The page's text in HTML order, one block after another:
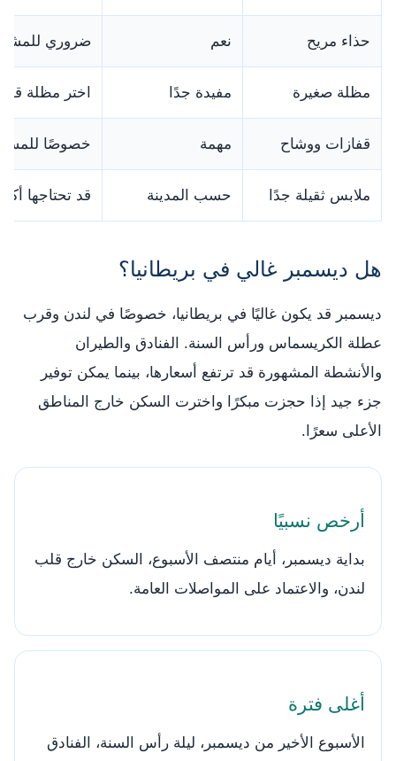
حذاء مريح نعم ضروري للمشي
مظلة صغيرة مفيدة جدًا اختر مظلة
قفازات ووشاح مهمة خصوصًا
ملابس ثقيلة جدًا حسب المدينة قد تحتاجها
هل ديسمبر غالي في بريطانيا؟
ديسمبر قد يكون غاليًا في بريطانيا، خصوصًا في لندن وقرب
عطلة الكريسماس ورأس السنة. الفنادق والطيران
والأنشطة المشهورة قد ترتفع أسعارها، بينما يمكن توفير
جزء جيد إذا حجزت مبكرًا واخترت السكن خارج المناطق
الأعلى سعرًا.
أرخص نسبيًا
بداية ديسمبر، أيام منتصف الأسبوع، السكن خارج قلب
لندن، والاعتماد على المواصلات العامة.
أغلى فترة
الأسبوع الأخير من ديسمبر، ليلة رأس السنة، الفنادق